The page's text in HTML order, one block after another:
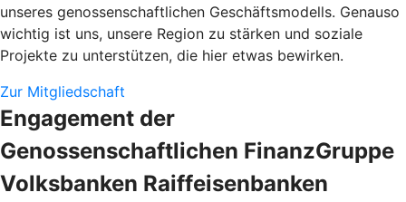
unseres genossenschaftlichen Geschäftsmodells. Genauso
wichtig ist uns, unsere Region zu stärken und soziale
Projekte zu unterstützen, die hier etwas bewirken.
Zur Mitgliedschaft
Engagement der
Genossenschaftlichen FinanzGruppe
Volksbanken Raiffeisenbanken